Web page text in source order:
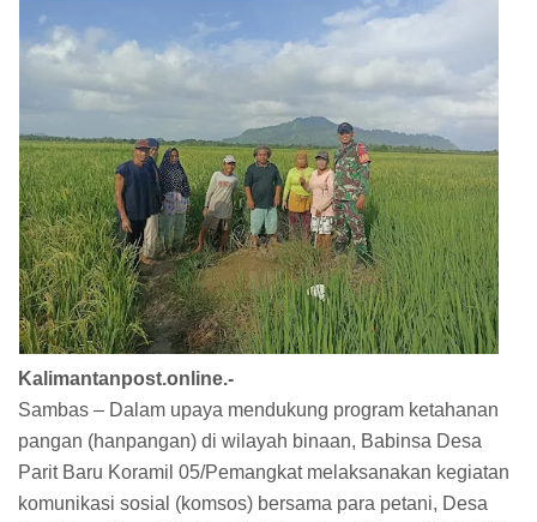
Kalimantanpost.online.-
Sambas – Dalam upaya mendukung program ketahanan
pangan (hanpangan) di wilayah binaan, Babinsa Desa
Parit Baru Koramil 05/Pemangkat melaksanakan kegiatan
komunikasi sosial (komsos) bersama para petani, Desa